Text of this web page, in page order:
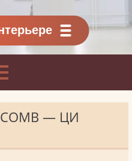
COMB — ЦИ